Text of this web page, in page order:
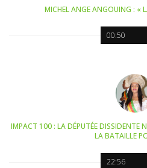
00:50
MICHEL ANGE ANGOUING : «
22:56
IMPACT 100 : LA DÉPUTÉE DISSIDENTE
LA BATAILLE